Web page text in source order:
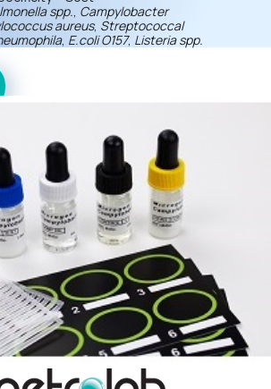
spp., Campylobacter
aureus, Streptococcal
, E.coli O157, Listeria spp.